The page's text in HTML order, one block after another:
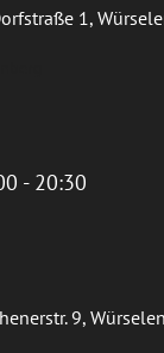
1,
- 20:30
9,